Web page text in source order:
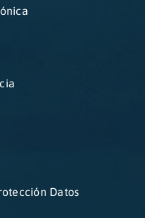
Datos